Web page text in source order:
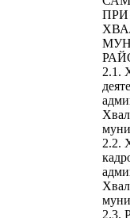
2.1.
2.2.
2.3.